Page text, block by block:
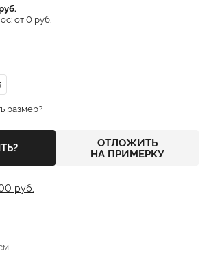
от 0 руб.
размер?
ОТЛОЖИТЬ
НА ПРИМЕРКУ
руб.